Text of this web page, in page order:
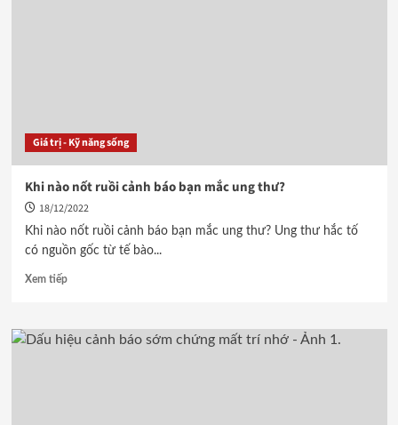
Giá trị - Kỹ năng sống
Khi nào nốt ruồi cảnh báo bạn mắc ung thư?
18/12/2022
Khi nào nốt ruồi cảnh báo bạn mắc ung thư? Ung thư hắc tố
có nguồn gốc từ tế bào...
Xem tiếp